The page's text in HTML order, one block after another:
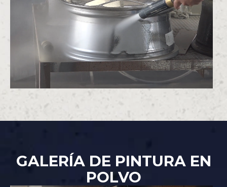
GALERÍA DE PINTURA EN
POLVO